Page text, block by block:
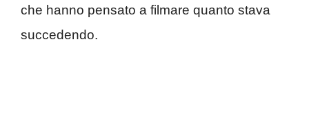
che hanno pensato a filmare quanto stava
succedendo.